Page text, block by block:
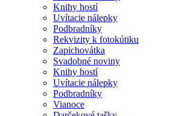
Knihy hostí
Uvítacie nálepky
Podbradníky
Rekvizity k fotokútiku
Zapichovátka
Svadobné noviny
Knihy hostí
Uvítacie nálepky
Podbradníky
Vianoce